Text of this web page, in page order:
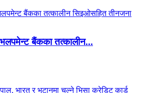
बैंकका तत्कालीन...